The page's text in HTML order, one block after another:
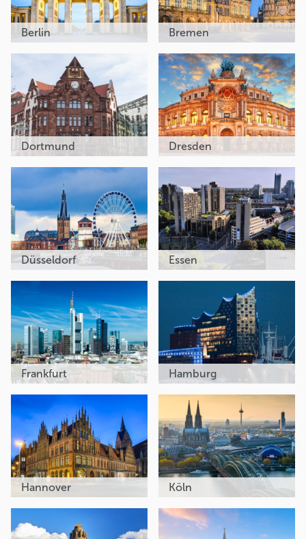
Berlin Bremen
Dortmund Dresden
Düsseldorf Essen
Frankfurt Hamburg
Hannover Köln